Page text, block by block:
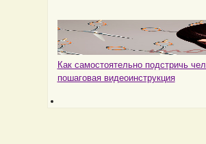
Как самостоятельно подстричь
пошаговая видеоинструкция